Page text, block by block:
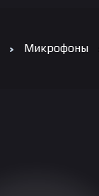
Микрофоны